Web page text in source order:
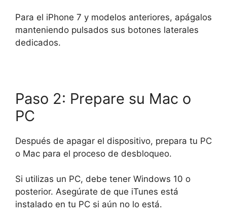
Para el iPhone 7 y modelos anteriores, apágalos
manteniendo pulsados sus botones laterales
dedicados.
Paso 2: Prepare su Mac o
PC
Después de apagar el dispositivo, prepara tu PC
o Mac para el proceso de desbloqueo.
Si utilizas un PC, debe tener Windows 10 o
posterior. Asegúrate de que iTunes está
instalado en tu PC si aún no lo está.